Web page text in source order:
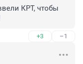
КРТ, чтобы
+3 –1